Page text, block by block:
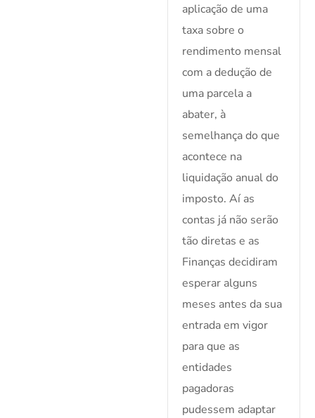
aplicação de uma
taxa sobre o
rendimento mensal
com a dedução de
uma parcela a
abater, à
semelhança do que
acontece na
liquidação anual do
imposto. Aí as
contas já não serão
tão diretas e as
Finanças decidiram
esperar alguns
meses antes da sua
entrada em vigor
para que as
entidades
pagadoras
pudessem adaptar